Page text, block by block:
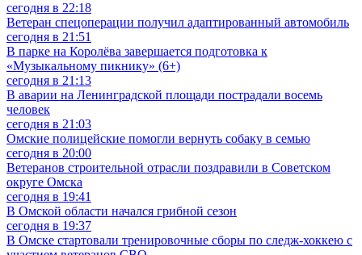
сегодня в 22:18
Ветеран спецоперации получил адаптированный автомобиль
сегодня в 21:51
В парке на Королёва завершается подготовка к
«Музыкальному пикнику» (6+)
сегодня в 21:13
В аварии на Ленинградской площади пострадали восемь
человек
сегодня в 21:03
Омские полицейские помогли вернуть собаку в семью
сегодня в 20:00
Ветеранов строительной отрасли поздравили в Советском
округе Омска
сегодня в 19:41
В Омской области начался грибной сезон
сегодня в 19:37
В Омске стартовали тренировочные сборы по следж-хоккею с